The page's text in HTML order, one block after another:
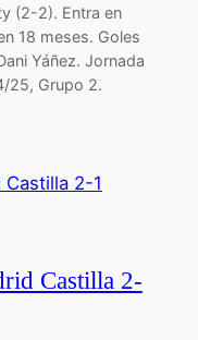
(2-2). Entra en
18 meses. Goles
Yáñez. Jornada
25, Grupo 2.
Castilla 2-